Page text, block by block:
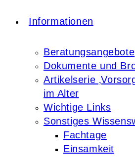
Informationen
Beratungsangebote
Dokumente und
Artikelserie
im Alter
Wichtige Links
Sonstiges
Fachtage
Einsamkeit